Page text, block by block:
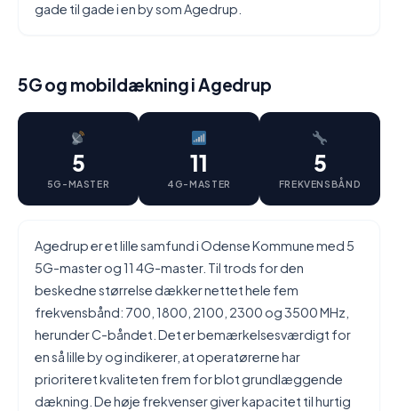
gade til gade i en by som Agedrup.
5G og mobildækning i Agedrup
5
5G-MASTER
11
4G-MASTER
5
FREKVENSBÅND
Agedrup er et lille samfund i Odense Kommune med 5
5G-master og 11 4G-master. Til trods for den
beskedne størrelse dækker nettet hele fem
frekvensbånd: 700, 1800, 2100, 2300 og 3500 MHz,
herunder C-båndet. Det er bemærkelsesværdigt for
en så lille by og indikerer, at operatørerne har
prioriteret kvaliteten frem for blot grundlæggende
dækning. De høje frekvenser giver kapacitet til hurtig